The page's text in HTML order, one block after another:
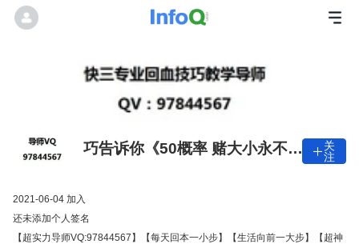
巧告诉你《50概率 赌大小永不输
 关
注
2021-06-04 加入
还未添加个人签名
【超实力导师VQ:97844567】【每天回本一小步】【生活向前一大步】【超神